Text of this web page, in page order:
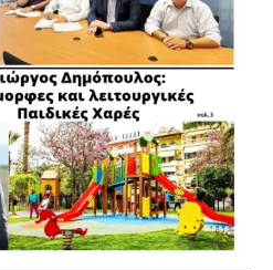
ΑΓΙΩN ΑΝΑΡΓΥΡΩΝ
ΑΓΙΑΣ
ΑΝΤΙΔΗΜΑΡΧΟΣ ΙΛΙΟΥ
ΣΥΜΒΟΥΛΟΣ